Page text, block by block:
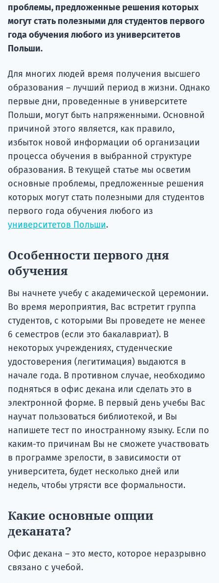
проблемы, предложенные решения которых
могут стать полезными для студентов первого
года обучения любого из университетов
Польши.
Для многих людей время получения высшего
образования – лучший период в жизни. Однако
первые дни, проведенные в университете
Польши, могут быть напряженными. Основной
причиной этого является, как правило,
избыток новой информации об организации
процесса обучения в выбранной структуре
образования. В текущей статье мы осветим
основные проблемы, предложенные решения
которых могут стать полезными для студентов
первого года обучения любого из
университетов Польши.
Особенности первого дня
обучения
Вы начнете учебу с академической церемонии.
Во время мероприятия, Вас встретит группа
студентов, с которыми Вы проведете не менее
6 семестров (если это бакалавриат). В
некоторых учреждениях, студенческие
удостоверения (легитимация) выдаются в
начале года. В противном случае, необходимо
подняться в офис декана или сделать это в
электронной форме. В первый день учебы Вас
научат пользоваться библиотекой, и Вы
напишете тест по иностранному языку. Если по
каким-то причинам Вы не сможете участвовать
в программе зрелости, в зависимости от
университета, будет несколько дней или
недель, чтобы утрясти все формальности.
Какие основные опции
деканата?
Офис декана – это место, которое неразрывно
связано с учебой.